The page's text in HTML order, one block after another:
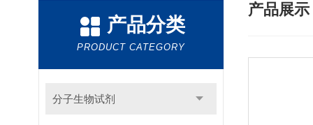
产品分类
PRODUCT CATEGORY
分子生物试剂
产品展示